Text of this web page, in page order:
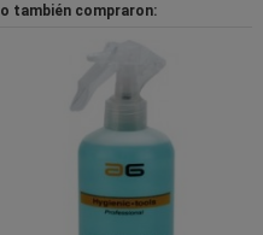
también compraron: